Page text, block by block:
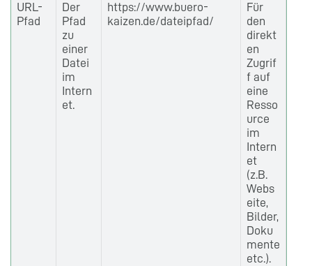
URL-
Pfad
Der
Pfad
zu
einer
Datei
im
Intern
et.
https://www.buero-
kaizen.de/dateipfad/
Für
den
direkt
en
Zugrif
f auf
eine
Resso
urce
im
Intern
et
(z.B.
Webs
eite,
Bilder,
Doku
mente
etc.).